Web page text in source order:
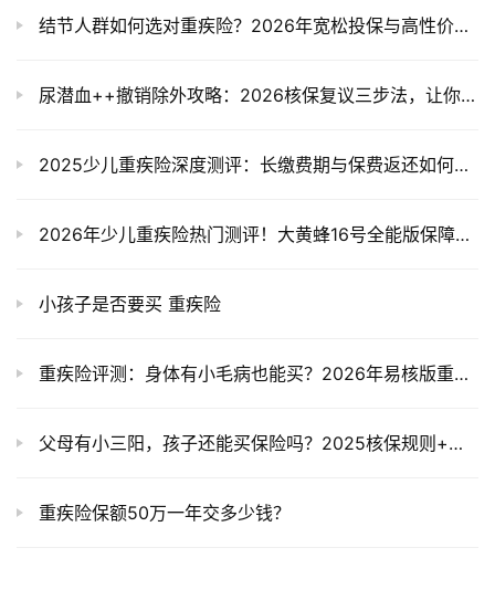
结节人群如何选对重疾险？2026年宽松投保与高性价比之选解析
尿潜血++撤销除外攻略：2026核保复议三步法，让你从“除外”变“标体”！
2025少儿重疾险深度测评：长缴费期与保费返还如何选？
2026年少儿重疾险热门测评！大黄蜂16号全能版保障+对比+投保技巧全讲透
小孩子是否要买 重疾险
重疾险评测：身体有小毛病也能买？2026年易核版重疾险深度解析
父母有小三阳，孩子还能买保险吗？2025核保规则+黄疸宝宝投保指南
重疾险保额50万一年交多少钱？